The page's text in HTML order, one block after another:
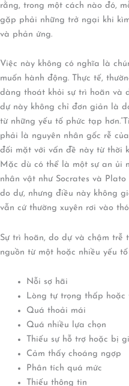
rằng, trong một cách nào đó,
gặp phải những trở ngại khi
và phản ứng.
Việc này không có nghĩa là
muốn hành động. Thực tế,
dàng thoát khỏi sự trì hoãn và
dự này không chỉ đơn giản là
từ những yếu tố phức tạp
phải là nguyên nhân gốc rễ
đối mặt với vấn đề này từ thời
Mặc dù có thể là một sự an ủi
nhân vật như Socrates và
do dự, nhưng điều này không
vẫn cứ thường xuyên rơi vào
Sự trì hoãn, do dự và chậm trễ
nguồn từ một hoặc nhiều yếu tố
Nỗi sợ hãi
Lòng tự trọng thấp
Quá thoải mái
Quá nhiều lựa chọn
Thiếu sự hỗ trợ hoặc bị
Cảm thấy choáng ngợp
Phân tích quá mức
Thiếu thông tin